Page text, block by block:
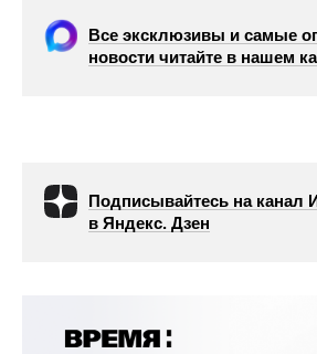
Все эксклюзивы и самые
новости читайте в нашем
Подписывайтесь на канал
в Яндекс. Дзен